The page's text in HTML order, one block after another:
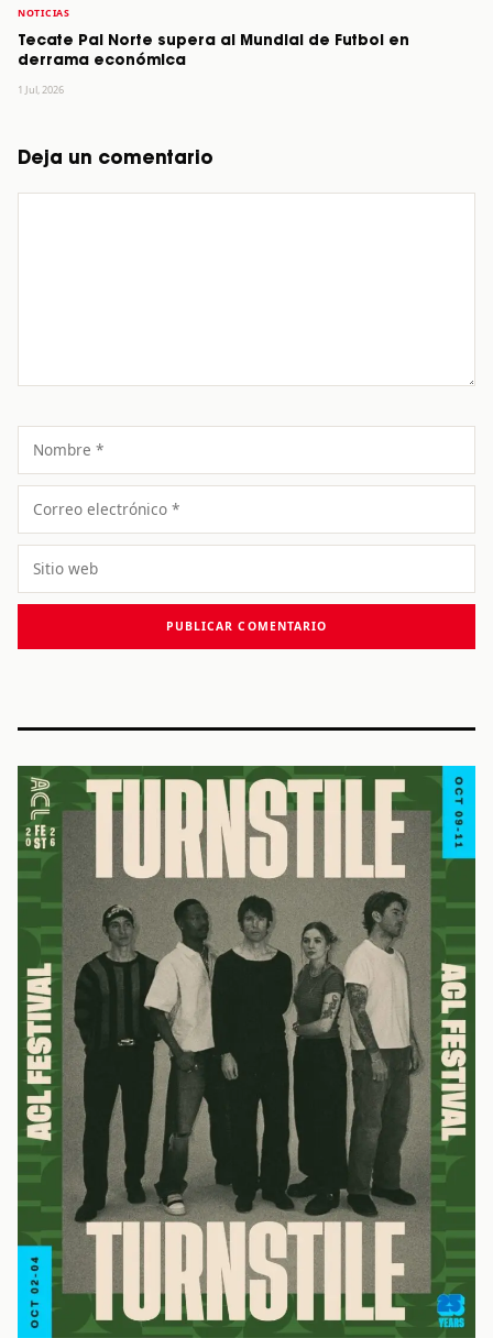
NOTICIAS
Tecate Pal Norte supera al Mundial de Futbol en
derrama económica
1 Jul, 2026
Deja un comentario
Nombre
Correo
electrónico
Sitio
web